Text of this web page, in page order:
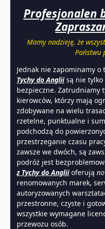
Profesjonalen
Mamy nadzieję, że
Państwu
Jednak nie zapominamy o
Tychy do Angliisą nie tylko
bezpieczne. Zatrudniamy
kierowców, którzy mają
zdobywane na wielu
rzetelne, punktualne i
podchodzą do
przestrzeganie czasu
zawsze we dwóch, są
podróż jest
z Tychy do Angliioferują
renomowanych marek,
autoryzowanych
przestronne, czyste i
wszystkie wymagane
przewozu osób.